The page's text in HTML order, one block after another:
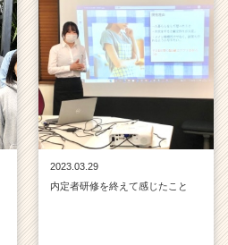
2023.03.29
内定者研修を終えて感じたこと